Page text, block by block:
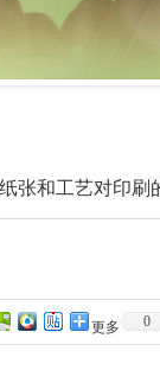
张和工艺对印刷
更多 0